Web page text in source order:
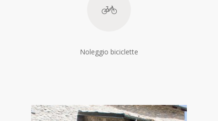
Noleggio biciclette